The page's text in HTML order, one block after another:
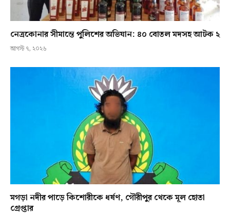
নেত্রকোনার সীমান্তে পুলিশের অভিযান: ৪০ বোতল মদসহ আটক ২
আগস্ট ৭, ২০২৬
মগড়া নদীর পাড়ে কিশোরীকে ধর্ষণ, গৌরীপুর থেকে মূল হোতা
গ্রেপ্তার